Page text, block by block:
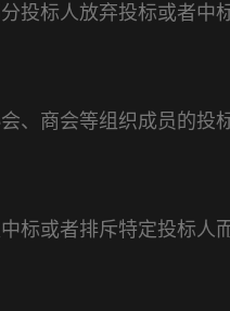
投标人放弃投标或者中标
、商会等组织成员的投
标或者排斥特定投标人